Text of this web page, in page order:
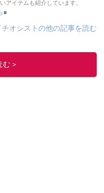
アイテムも紹介しています。
■
チオシストの他の記事を読む
＞